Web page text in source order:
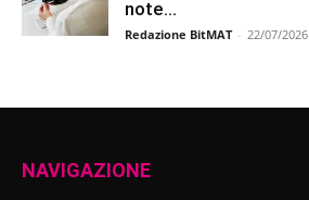
note...
Redazione BitMAT - 22/07/2026
NAVIGAZIONE